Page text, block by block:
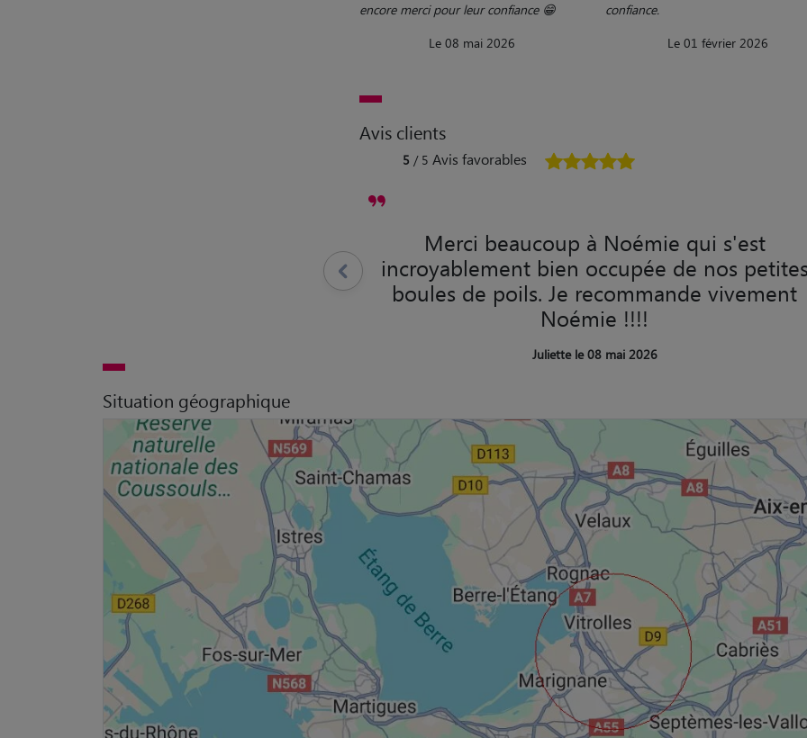
encore merci pour leur confiance 😁
Le 08 mai 2026
confiance.
Le 01 février 2026
Avis clients
5 / 5 Avis favorables
Merci beaucoup à Noémie qui s'est
incroyablement bien occupée de nos
boules de poils. Je recommande vivement
Noémie !!!!
Juliette le 08 mai 2026
Situation géographique